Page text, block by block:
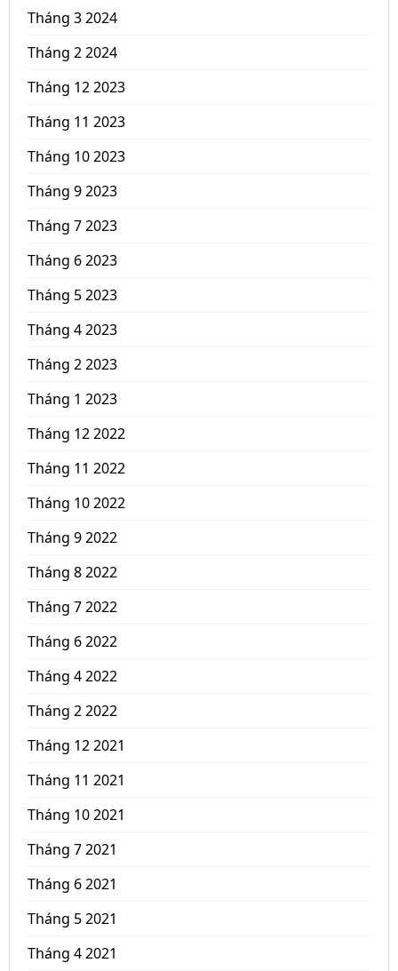
Tháng 3 2024
Tháng 2 2024
Tháng 12 2023
Tháng 11 2023
Tháng 10 2023
Tháng 9 2023
Tháng 7 2023
Tháng 6 2023
Tháng 5 2023
Tháng 4 2023
Tháng 2 2023
Tháng 1 2023
Tháng 12 2022
Tháng 11 2022
Tháng 10 2022
Tháng 9 2022
Tháng 8 2022
Tháng 7 2022
Tháng 6 2022
Tháng 4 2022
Tháng 2 2022
Tháng 12 2021
Tháng 11 2021
Tháng 10 2021
Tháng 7 2021
Tháng 6 2021
Tháng 5 2021
Tháng 4 2021